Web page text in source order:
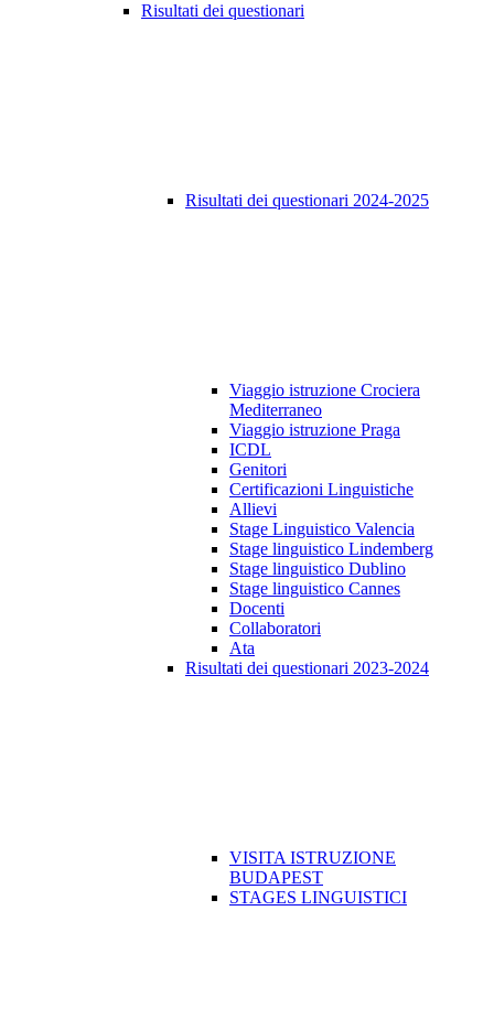
Risultati dei questionari
Risultati dei questionari 2024-2025
Viaggio istruzione Crociera
Mediterraneo
Viaggio istruzione Praga
ICDL
Genitori
Certificazioni Linguistiche
Allievi
Stage Linguistico Valencia
Stage linguistico Lindemberg
Stage linguistico Dublino
Stage linguistico Cannes
Docenti
Collaboratori
Ata
Risultati dei questionari 2023-2024
VISITA ISTRUZIONE
BUDAPEST
STAGES LINGUISTICI